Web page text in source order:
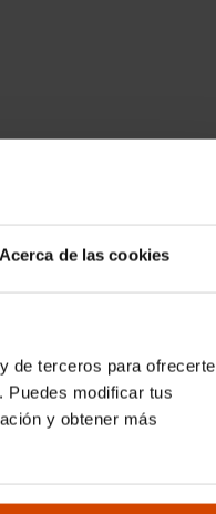
Acerca de las cookies
de terceros para ofrecerte
Puedes modificar tus
y obtener más